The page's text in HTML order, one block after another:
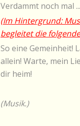
Verdammt noch mal
(Im Hintergrund:
begleitet die
So eine Gemeinheit!
allein! Warte, mein
dir heim!
(Musik.)